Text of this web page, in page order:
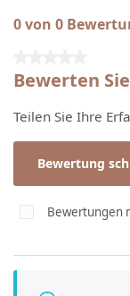
0 von 0
Bewerten
Teilen Sie Ihre
Bewertung
Bewertungen